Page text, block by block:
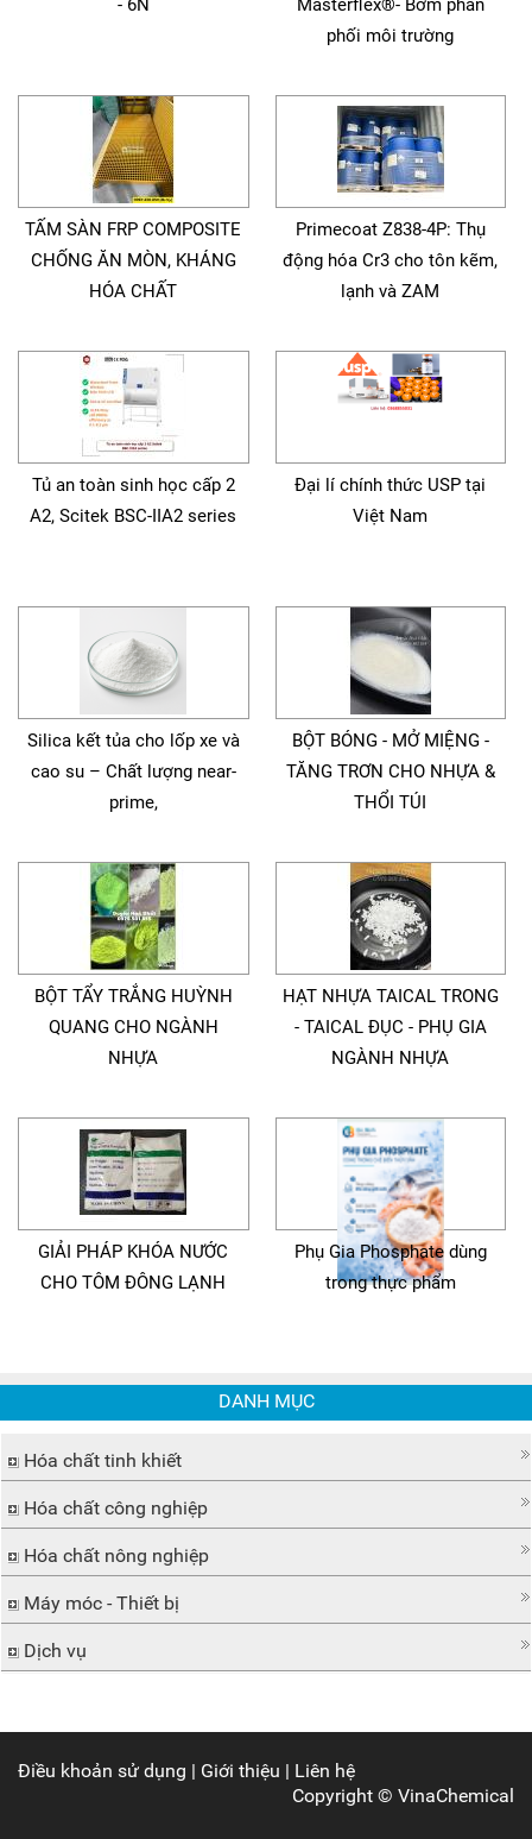
- 6N
Masterflex®- Bơm phân
phối môi trường
TẤM SÀN FRP COMPOSITE
CHỐNG ĂN MÒN, KHÁNG
HÓA CHẤT
Primecoat Z838-4P: Thụ
động hóa Cr3 cho tôn kẽm,
lạnh và ZAM
Tủ an toàn sinh học cấp 2
A2, Scitek BSC-IIA2 series
Đại lí chính thức USP tại
Việt Nam
Silica kết tủa cho lốp xe và
cao su – Chất lượng near-
prime,
BỘT BÓNG - MỞ MIỆNG -
TĂNG TRƠN CHO NHỰA &
THỔI TÚI
BỘT TẨY TRẮNG HUỲNH
QUANG CHO NGÀNH
NHỰA
HẠT NHỰA TAICAL TRONG
- TAICAL ĐỤC - PHỤ GIA
NGÀNH NHỰA
GIẢI PHÁP KHÓA NƯỚC
CHO TÔM ĐÔNG LẠNH
Phụ Gia Phosphate dùng
trong thực phẩm
DANH MỤC
Hóa chất tinh khiết
Hóa chất công nghiệp
Hóa chất nông nghiệp
Máy móc - Thiết bị
Dịch vụ
Điều khoản sử dụng | Giới thiệu | Liên hệ
Copyright © VinaChemical